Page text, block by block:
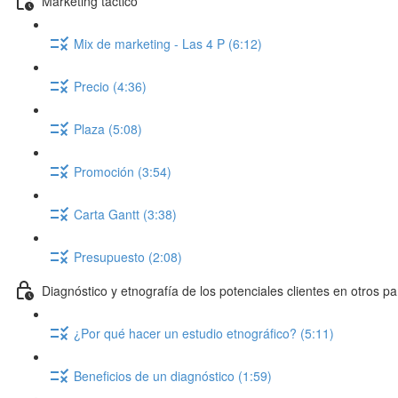
Mix de marketing - Las 4 P (6:12)
Precio (4:36)
Plaza (5:08)
Promoción (3:54)
Carta Gantt (3:38)
Presupuesto (2:08)
Diagnóstico y etnografía de los potenciales clientes en otros
¿Por qué hacer un estudio etnográfico? (5:11)
Beneficios de un diagnóstico (1:59)